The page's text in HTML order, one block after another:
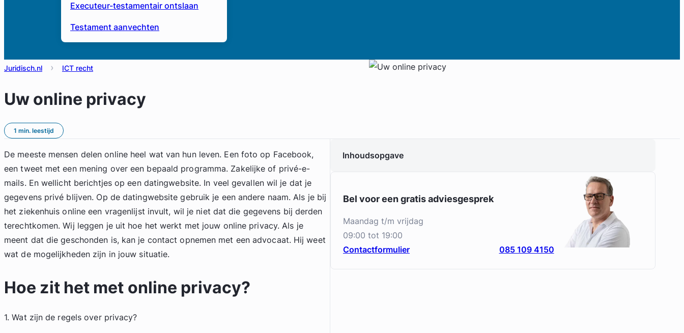
Executeur-testamentair ontslaan
Testament aanvechten
Juridisch.nl ICT recht
Uw online privacy
1 min. leestijd
De meeste mensen delen online heel wat van hun leven. Een foto op Facebook,
een tweet met een mening over een bepaald programma. Zakelijke of privé-e-
mails. En wellicht berichtjes op een datingwebsite. In veel gevallen wil je dat je
gegevens privé blijven. Op de datingwebsite gebruik je een andere naam. Als je bij
het ziekenhuis online een vragenlijst invult, wil je niet dat die gegevens bij derden
terechtkomen. Wij leggen je uit hoe het werkt met jouw online privacy. Als je
meent dat die geschonden is, kan je contact opnemen met een advocaat. Hij weet
wat de mogelijkheden zijn in jouw situatie.
Hoe zit het met online privacy?
1. Wat zijn de regels over privacy?
Inhoudsopgave
Bel voor een gratis adviesgesprek
maandag t/m vrijdag
09:00 tot 19:00
Contactformulier
085 109 4150